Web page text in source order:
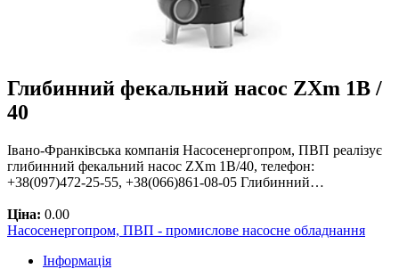
Глибинний фекальний насос ZXm 1B /
40
Івано-Франківська компанія Насосенергопром, ПВП реалізує
глибинний фекальний насос ZXm 1B/40, телефон:
+38(097)472-25-55, +38(066)861-08-05 Глибинний…
Ціна: 0.00
Насосенергопром, ПВП - промислове насосне обладнання
Інформація